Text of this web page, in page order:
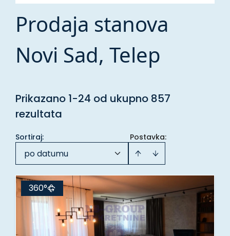
Prodaja stanova
Novi Sad, Telep
Prikazano 1-24 od ukupno 857
rezultata
Postavka:
Sortiraj:
po datumu
360°